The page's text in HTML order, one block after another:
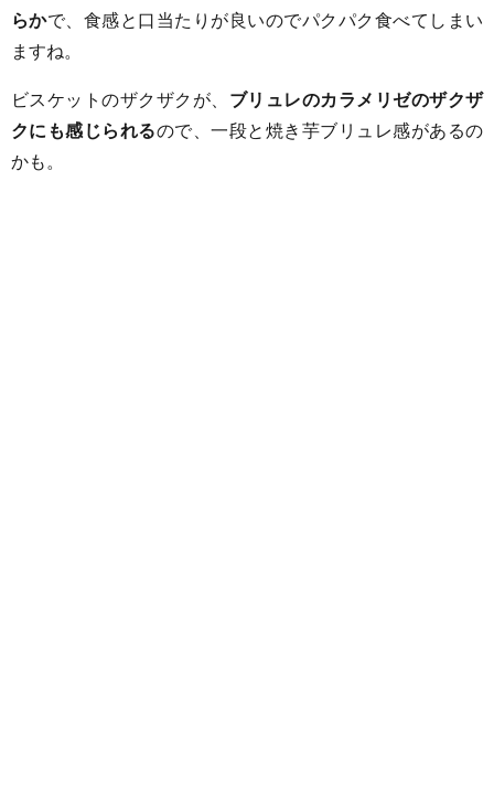
らかで、食感と口当たりが良いのでパクパク食べてしまい
ますね。
ビスケットのザクザクが、 ブリュレのカラメリゼのザクザ
クにも感じられるので、一段と焼き芋ブリュレ感があるの
かも。